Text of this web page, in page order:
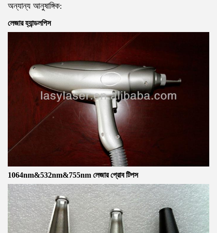
অন্যান্য আনুষাঙ্গিক:
লেজার হ্যান্ডলপিস
1064nm&532nm&755nm লেজার প্রোব টিপস